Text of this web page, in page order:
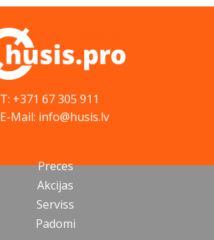
T: +371 67 305 911
E-Mail: info@husis.lv
Preces
Akcijas
Serviss
Padomi